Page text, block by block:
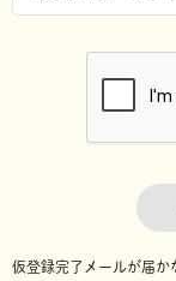
仮登録完了メールが届か